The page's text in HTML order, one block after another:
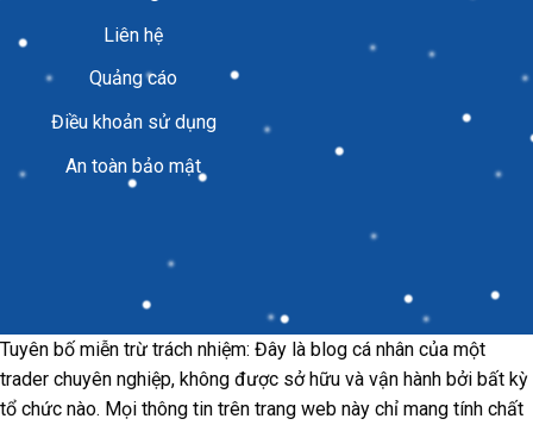
Liên hệ
Quảng cáo
Điều khoản sử dụng
An toàn bảo mật
Tuyên bố miễn trừ trách nhiệm: Đây là blog cá nhân của một
trader chuyên nghiệp, không được sở hữu và vận hành bởi bất kỳ
tổ chức nào. Mọi thông tin trên trang web này chỉ mang tính chất